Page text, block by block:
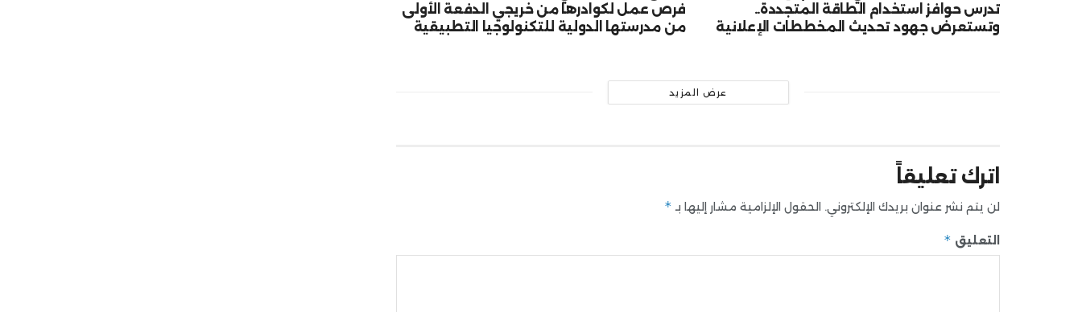
تدرس حوافز استخدام الطاقة المتجددة..
وتستعرض جهود تحديث المخططات الإعلانية
فرص عمل لكوادرها من خريجي الدفعة الأولى
من مدرستها الدولية للتكنولوجيا التطبيقية
عرض المزيد
اترك تعليقاً
لن يتم نشر عنوان بريدك الإلكتروني. الحقول الإلزامية مشار إليها بـ *
التعليق *